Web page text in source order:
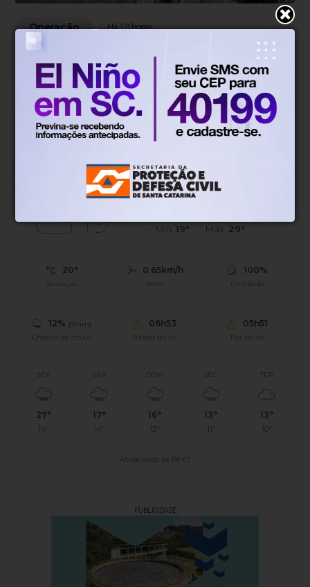
Operação Há 13 horas
GAECO prende 12 pessoas em
flagrante em operação contra tráfico
e comércio ilegal de armas na Grande
Florianópolis
Operação 'Caminho Sem Volta' cumpre 28 mandados de
busca em sete cidades, incluindo Foz do Iguaçu, no
Blumenau, SC
19°
Mín. 19° Máx. 29°
20°
Sensação
0.65km/h
Vento
100%
Umidade
12% (0mm)
Chance de chuva
06h53
Nascer do sol
05h51
Pôr do sol
SEX
27°
14°
SÁB
17°
14°
DOM
16°
12°
SEG
13°
11°
TER
13°
10°
Atualizado às 18h01
PUBLICIDADE